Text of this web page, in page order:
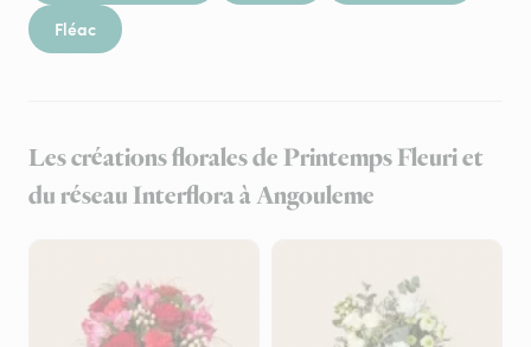
Fléac
Les créations florales de Printemps Fleuri et
du réseau Interflora à Angouleme